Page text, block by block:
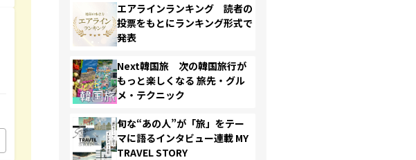
エアラインランキング 読者の
投票をもとにランキング形式で
発表
Next韓国旅 次の韓国旅行が
もっと楽しくなる 旅先・グル
メ・テクニック
旬な“あの人”が「旅」をテー
マに語るインタビュー連載 MY
TRAVEL STORY